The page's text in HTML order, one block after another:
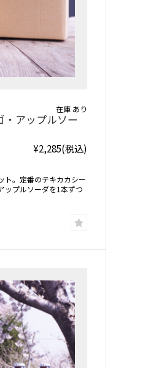
在庫 あり
・アップルソー
¥2,285(税込)
ト。定番のテキカカシー
ップルソーダを1本ずつ